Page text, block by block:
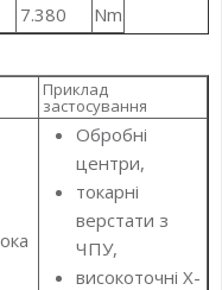
7.380 Nm
Приклад
застосування
Обробні
центри,
токарні
верстати з
ЧПУ,
високоточні X-